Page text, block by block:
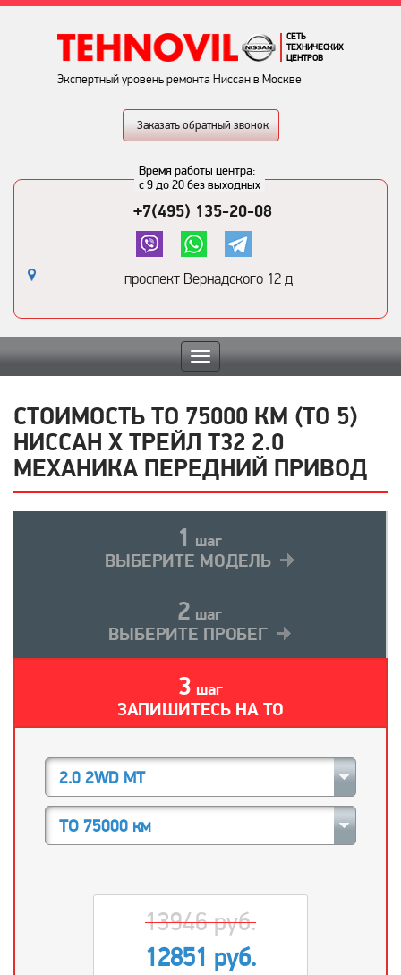
СЕТЬ
ТЕХНИЧЕСКИХ
ЦЕНТРОВ
Экспертный уровень ремонта Ниссан в Москве
Заказать обратный звонок
Время работы центра:
с 9 до 20 без выходных
+7(495) 135-20-08
проспект Вернадского 12 д
Toggle
navigation
СТОИМОСТЬ ТО 75000 КМ (ТО 5)
НИССАН Х ТРЕЙЛ T32 2.0
МЕХАНИКА ПЕРЕДНИЙ ПРИВОД
1 шаг
ВЫБЕРИТЕ МОДЕЛЬ
2 шаг
ВЫБЕРИТЕ ПРОБЕГ
3 шаг
ЗАПИШИТЕСЬ НА ТО
2.0 2WD MT
ТО 75000 км
13946 руб.
12851 руб.